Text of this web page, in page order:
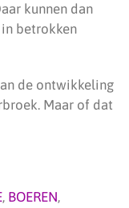
kunnen dan
betrokken
de ontwikkeling
Maar of dat
, BOEREN,